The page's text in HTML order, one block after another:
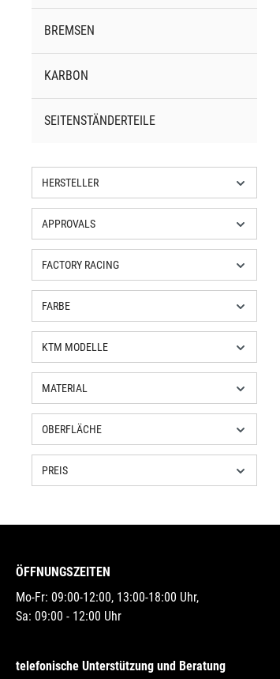
BREMSEN
KARBON
SEITENSTÄNDERTEILE
HERSTELLER
APPROVALS
FACTORY RACING
FARBE
KTM MODELLE
MATERIAL
OBERFLÄCHE
PREIS
ÖFFNUNGSZEITEN
Mo-Fr: 09:00-12:00, 13:00-18:00 Uhr,
Sa: 09:00 - 12:00 Uhr
telefonische Unterstützung und Beratung